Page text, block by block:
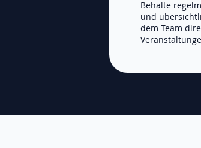
Behalte
und
dem Team